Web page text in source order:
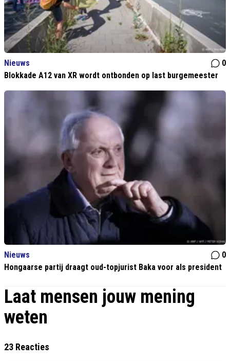
Nieuws
0
Blokkade A12 van XR wordt ontbonden op last burgemeester
Nieuws
0
Hongaarse partij draagt oud-topjurist Baka voor als president
Laat mensen jouw mening
weten
23 Reacties